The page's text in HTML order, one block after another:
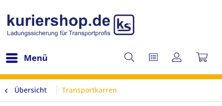
Menü
Übersicht Transportkarren